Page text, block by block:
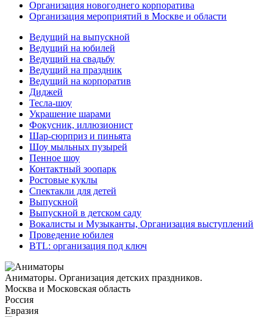
Организация новогоднего корпоратива
Организация мероприятий в Москве и области
Ведущий на выпускной
Ведущий на юбилей
Ведущий на свадьбу
Ведущий на праздник
Ведущий на корпоратив
Диджей
Тесла-шоу
Украшение шарами
Фокусник, иллюзионист
Шар-сюрприз и пиньята
Шоу мыльных пузырей
Пенное шоу
Контактный зоопарк
Ростовые куклы
Спектакли для детей
Выпускной
Выпускной в детском саду
Вокалисты и Музыканты, Организация выступлений
Проведение юбилея
BTL: организация под ключ
Аниматоры. Организация детских праздников.
Москва и Московская область
Россия
Евразия